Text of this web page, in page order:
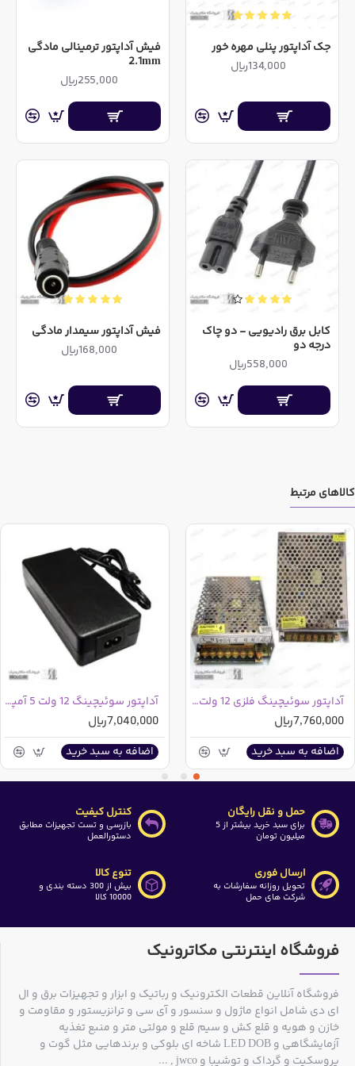
یک باکس قرار گرفته و یک سیم و دوشاخه برق به عنوان
آداپتورهای فلزی / آداپتورهای صنعتی / آداپتورهای پانچی -
برد الکترونیکی داخل یک باکس فلزی قرر گرفته و
شده بر آن امکانپذیر است
کالایی که در تصویر مشاهده می نمایید نشان دهنده ظاهر آداپتور
می باشد و فروشگاه مکاترونیک از ارانه آداپتورهای بی کیفیت به
دلیل خرابی های بالا خودداری مینماید
هنگام انتخاب آداپتور در نظر داشته باشید که جریان مشخص
شده برای محصول جریان نامی آن می باشد و در صورتی که
شما قصد دارید از آداپتور جهت مصارفی استفاده نمایید که در آن
لازم است آداپتور چندین ساعت روشن بماند، 75% از جریان
نامی را به عنوان جریان آداپتور در نظر بگیرید
آداپتور ارائه شده فاقد امکان حفاظت در مقابل اضافه جریان
می باشد و در صورتی که شما جریان بیشتری از آن بکشید
ممکن است دچار خرابی گردد
آداپتور فاقد کابل برق ورودی می باشد و باید بصورت جداگانه
تهیه گردد
جک آداپتور پنلی مهره خور
134,000ریال
فیش آداپتور ترمینالی مادگی
2.1mm
255,000ریال
کابل برق رادیویی - دو چاک
درجه دو
558,000ریال
فیش آداپتور سیمدار مادگی
168,000ریال
کالاهای مرتبط
آداپتور سوئیچینگ فلزی 12 ولت 5 آمپر مرغوب
7,760,000ریال
اضافه به سبد خرید
آداپتور سوئیچینگ 12 ولت 5 آمپر مرغوب
7,040,000ریال
اضافه به سبد خرید
حمل و نقل رایگان
برای سبد خرید بیشتر از 5
میلیون تومان
کنترل کیفیت
بازرسی و تست تجهیزات مطابق
دستورالعمل
ارسال فوری
تحویل روزانه سفارشات به
شرکت های حمل
تنوع کالا
بیش از 300 دسته بندی و
10000 کالا
فروشگاه اینترنتی مکاترونیک
فروشگاه آنلاین قطعات الکترونیک و رباتیک و ابزار و تجهیزات برق و ال
ای دی شامل انواع ماژول و سنسور و آی سی و ترانزیستور و مقاومت و
خازن و هویه و قلع کش و سیم قلع و مولتی متر و منبع تغذیه
آزمایشگاهی و LED DOB شاخه ای بلوکی و برندهایی مثل گوت و
پروسکیت و گرداک و توشیبا و jwco , ...